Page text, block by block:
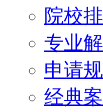
院校
专业
申请
经典